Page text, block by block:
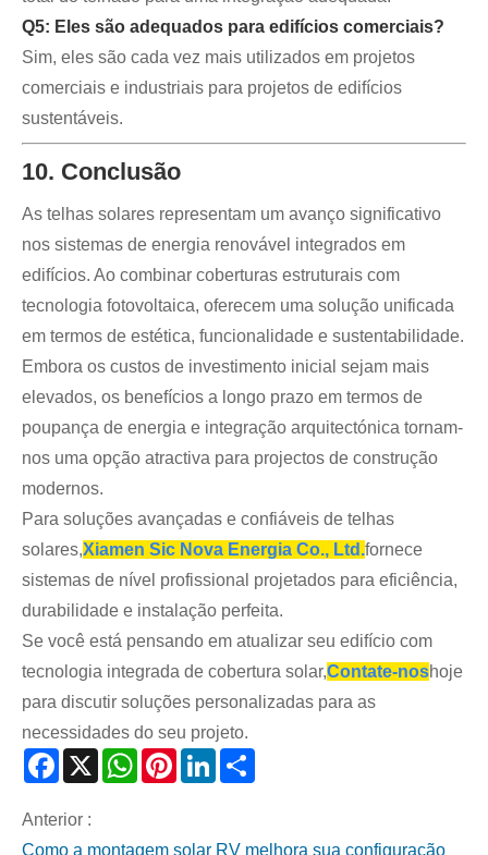
Q5: Eles são adequados para edifícios comerciais?
Sim, eles são cada vez mais utilizados em projetos
comerciais e industriais para projetos de edifícios
sustentáveis.
10. Conclusão
As telhas solares representam um avanço significativo
nos sistemas de energia renovável integrados em
edifícios. Ao combinar coberturas estruturais com
tecnologia fotovoltaica, oferecem uma solução unificada
em termos de estética, funcionalidade e sustentabilidade.
Embora os custos de investimento inicial sejam mais
elevados, os benefícios a longo prazo em termos de
poupança de energia e integração arquitectónica tornam-
nos uma opção atractiva para projectos de construção
modernos.
Para soluções avançadas e confiáveis ​​de telhas
solares,Xiamen Sic Nova Energia Co., Ltd.fornece
sistemas de nível profissional projetados para eficiência,
durabilidade e instalação perfeita.
Se você está pensando em atualizar seu edifício com
tecnologia integrada de cobertura solar,Contate-noshoje
para discutir soluções personalizadas para as
necessidades do seu projeto.
Facebook
X WhatsAppPinterestLinkedIn
Anterior :
Como a montagem solar RV melhora sua configuração